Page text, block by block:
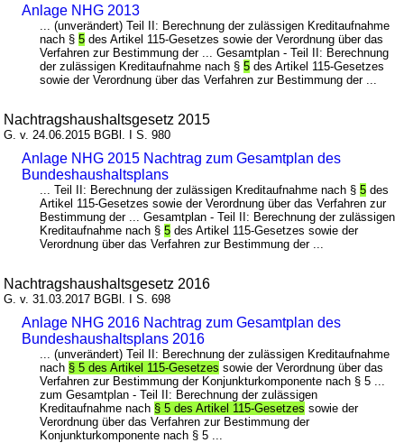
Anlage NHG 2013
... (unverändert) Teil II: Berechnung der zulässigen Kreditaufnahme
nach §5 des Artikel 115-Gesetzes sowie der Verordnung über das
Verfahren zur Bestimmung der ... Gesamtplan - Teil II: Berechnung
der zulässigen Kreditaufnahme nach §5 des Artikel 115-Gesetzes
sowie der Verordnung über das Verfahren zur Bestimmung der ...
Nachtragshaushaltsgesetz 2015
G. v. 24.06.2015 BGBl. I S. 980
Anlage NHG 2015 Nachtrag zum Gesamtplan des
Bundeshaushaltsplans
... Teil II: Berechnung der zulässigen Kreditaufnahme nach §5 des
Artikel 115-Gesetzes sowie der Verordnung über das Verfahren zur
Bestimmung der ... Gesamtplan - Teil II: Berechnung der zulässigen
Kreditaufnahme nach §5 des Artikel 115-Gesetzes sowie der
Verordnung über das Verfahren zur Bestimmung der ...
Nachtragshaushaltsgesetz 2016
G. v. 31.03.2017 BGBl. I S. 698
Anlage NHG 2016 Nachtrag zum Gesamtplan des
Bundeshaushaltsplans 2016
... (unverändert) Teil II: Berechnung der zulässigen Kreditaufnahme
nach § 5 des Artikel 115-Gesetzes sowie der Verordnung über das
Verfahren zur Bestimmung der Konjunkturkomponente nach § 5 ...
zum Gesamtplan - Teil II: Berechnung der zulässigen
Kreditaufnahme nach § 5 des Artikel 115-Gesetzes sowie der
Verordnung über das Verfahren zur Bestimmung der
Konjunkturkomponente nach § 5 ...